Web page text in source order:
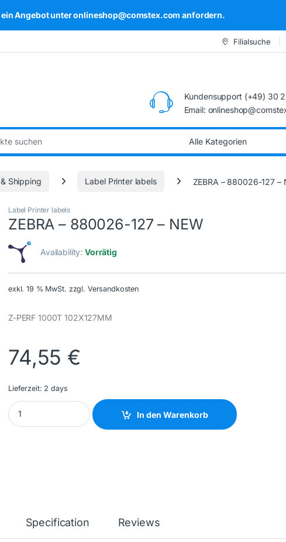
Angebot unter onlineshop@comstex.com anfordern.
Filialsuche
Kundensupport (+49) 30
Email:
Shipping Label Printer labels ZEBRA – 880026-127 –
Label Printer labels
ZEBRA – 880026-127 – NEW
Availability:Vorrätig
exkl. 19 % MwSt. zzgl. Versandkosten
Z-PERF 1000T 102X127MM
74,55 €
Lieferzeit: 2 days
ZEBRA - 880026-127 - NEW quantity
In den Warenkorb
Specification Reviews